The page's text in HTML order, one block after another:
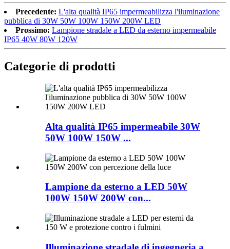
Precedente: L'alta qualità IP65 impermeabilizza l'iluminazione
pubblica di 30W 50W 100W 150W 200W LED
Prossimo: Lampione stradale a LED da esterno impermeabile
IP65 40W 80W 120W
Categorie di prodotti
Alta qualità IP65 impermeabile 30W
50W 100W 150W ...
Lampione da esterno a LED 50W
100W 150W 200W con...